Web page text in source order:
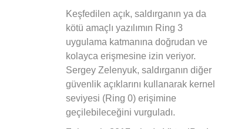
Keşfedilen açık, saldırganın ya da
kötü amaçlı yazılımın Ring 3
uygulama katmanına doğrudan ve
kolayca erişmesine izin veriyor.
Sergey Zelenyuk, saldırganın diğer
güvenlik açıklarını kullanarak kernel
seviyesi (Ring 0) erişimine
geçilebileceğini vurguladı.